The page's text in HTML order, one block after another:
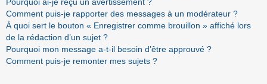
Comment puis-je rapporter des messages à un modérateur ?
À quoi sert le bouton « Enregistrer comme brouillon » affiché lors
de la rédaction d’un sujet ?
Pourquoi mon message a-t-il besoin d’être approuvé ?
Comment puis-je remonter mes sujets ?